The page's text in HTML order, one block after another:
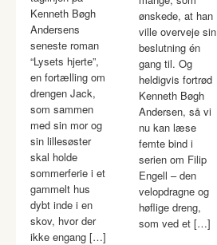
Kenneth Bøgh
Andersens
seneste roman
“Lysets hjerte”,
en fortælling om
drengen Jack,
som sammen
med sin mor og
sin lillesøster
skal holde
sommerferie i et
gammelt hus
dybt inde i en
skov, hvor der
ikke engang […]
ønskede, at han
ville overveje sin
beslutning én
gang til. Og
heldigvis fortrød
Kenneth Bøgh
Andersen, så vi
nu kan læse
femte bind i
serien om Filip
Engell – den
velopdragne og
høflige dreng,
som ved et […]